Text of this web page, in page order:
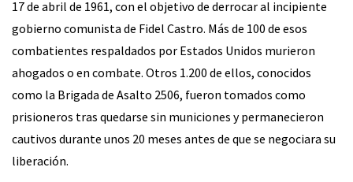
17 de abril de 1961, con el objetivo de derrocar al incipiente
gobierno comunista de Fidel Castro. Más de 100 de esos
combatientes respaldados por Estados Unidos murieron
ahogados o en combate. Otros 1.200 de ellos, conocidos
como la Brigada de Asalto 2506, fueron tomados como
prisioneros tras quedarse sin municiones y permanecieron
cautivos durante unos 20 meses antes de que se negociara su
liberación.